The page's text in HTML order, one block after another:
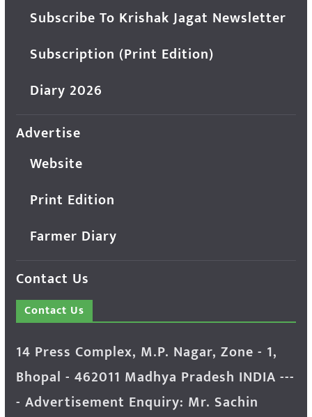
Subscribe To Krishak Jagat Newsletter
Subscription (Print Edition)
Diary 2026
Advertise
Website
Print Edition
Farmer Diary
Contact Us
Contact Us
14 Press Complex, M.P. Nagar, Zone - 1,
Bhopal - 462011 Madhya Pradesh INDIA ---
- Advertisement Enquiry: Mr. Sachin